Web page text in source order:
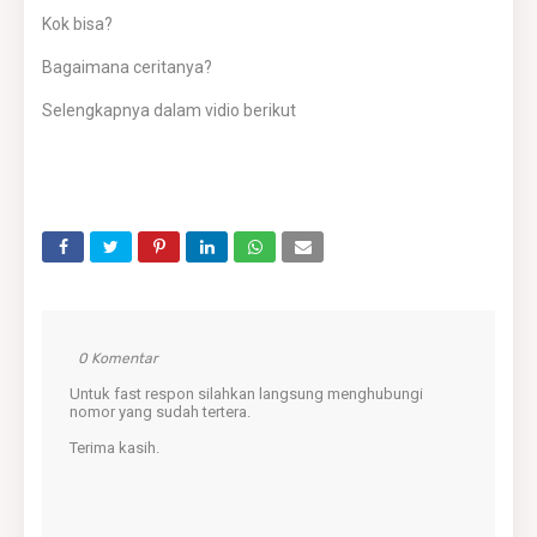
Kok bisa?
Bagaimana ceritanya?
Selengkapnya dalam vidio berikut
0 Komentar
Untuk fast respon silahkan langsung menghubungi
nomor yang sudah tertera.
Terima kasih.